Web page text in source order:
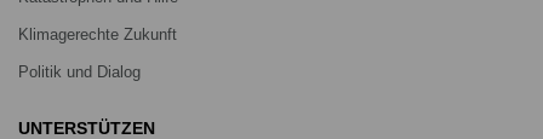
Klimagerechte Zukunft
Politik und Dialog
UNTERSTÜTZEN